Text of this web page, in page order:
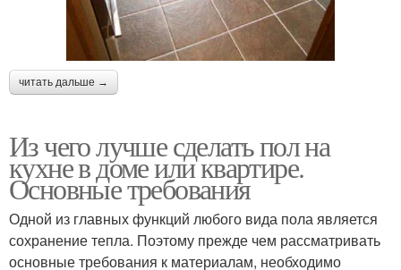
читать дальше →
Из чего лучше сделать пол на
кухне в доме или квартире.
Основные требования
Одной из главных функций любого вида пола является
сохранение тепла. Поэтому прежде чем рассматривать
основные требования к материалам, необходимо